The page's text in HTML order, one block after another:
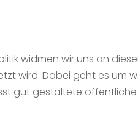
widmen wir uns an
wird. Dabei geht es um
gut gestaltete